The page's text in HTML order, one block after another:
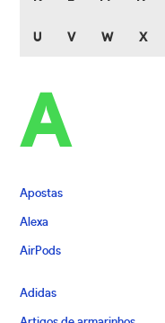
U V W X
A
Apostas
Alexa
AirPods
Adidas